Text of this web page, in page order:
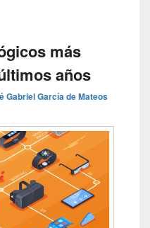
más
años
Gabriel García de Mateos